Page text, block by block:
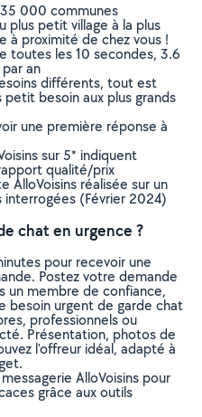
000 communes
plus petit village à la plus
à proximité de chez vous !
toutes les 10 secondes, 3.6
an
différents, tout est
petit besoin aux plus grands
une première réponse à
sur 5* indiquent
qualité/prix
AlloVoisins réalisée sur un
interrogées (Février 2024)
chat en urgence ?
pour recevoir une
Postez votre demande
un membre de confiance,
besoin urgent de garde chat
professionnels ou
Présentation, photos de
l'offreur idéal, adapté à
AlloVoisins pour
grâce aux outils